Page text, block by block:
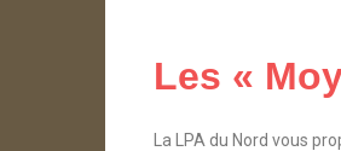
Les «
La LPA du Nord vous